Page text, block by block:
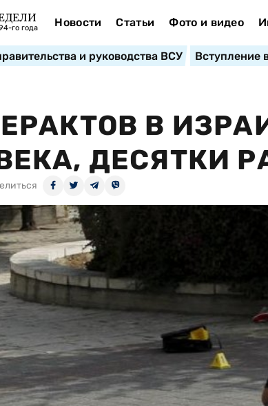
го года Новости Статьи Фото и видео
и руководства ВСУ Вступление
В
ДЕСЯТКИ